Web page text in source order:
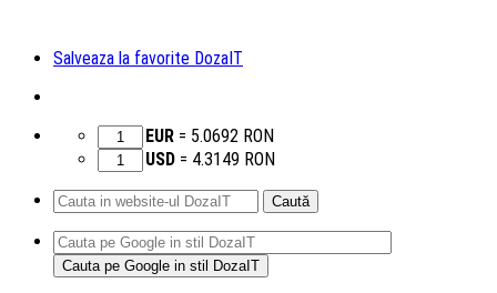
Salveaza la favorite DozaIT
EUR = 5.0692 RON
USD = 4.3149 RON
Caută
după: